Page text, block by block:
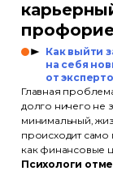
Как выйти
на себя
от
Главная
долго ничего не
минимальный,
происходит само
как финансовые
Психологи